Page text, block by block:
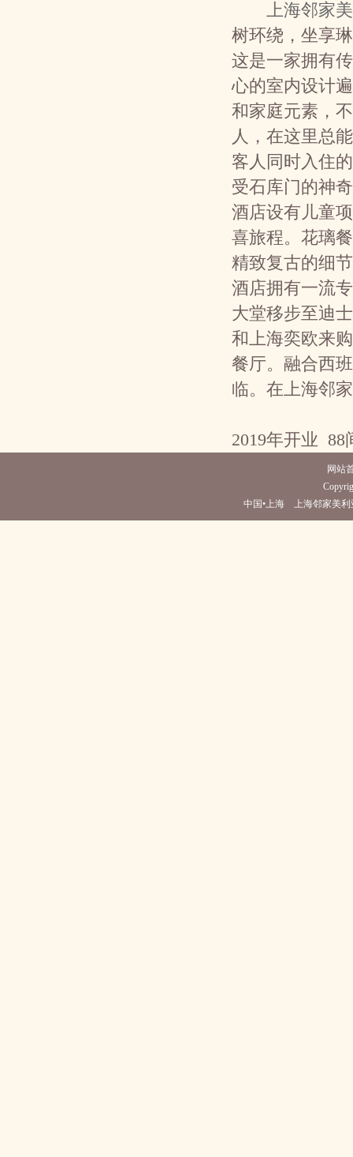
上海邻家
树环绕，坐享
这是一家拥有
心的室内设计
和家庭元素，
人，在这里总
客人同时入住
受石库门的神
酒店设有儿童
喜旅程。花璃
精致复古的细
酒店拥有一流
大堂移步至迪
和上海奕欧来
餐厅。融合西
临。在上海邻
2019年开业 88
网站
中国•上海 上海邻家美利